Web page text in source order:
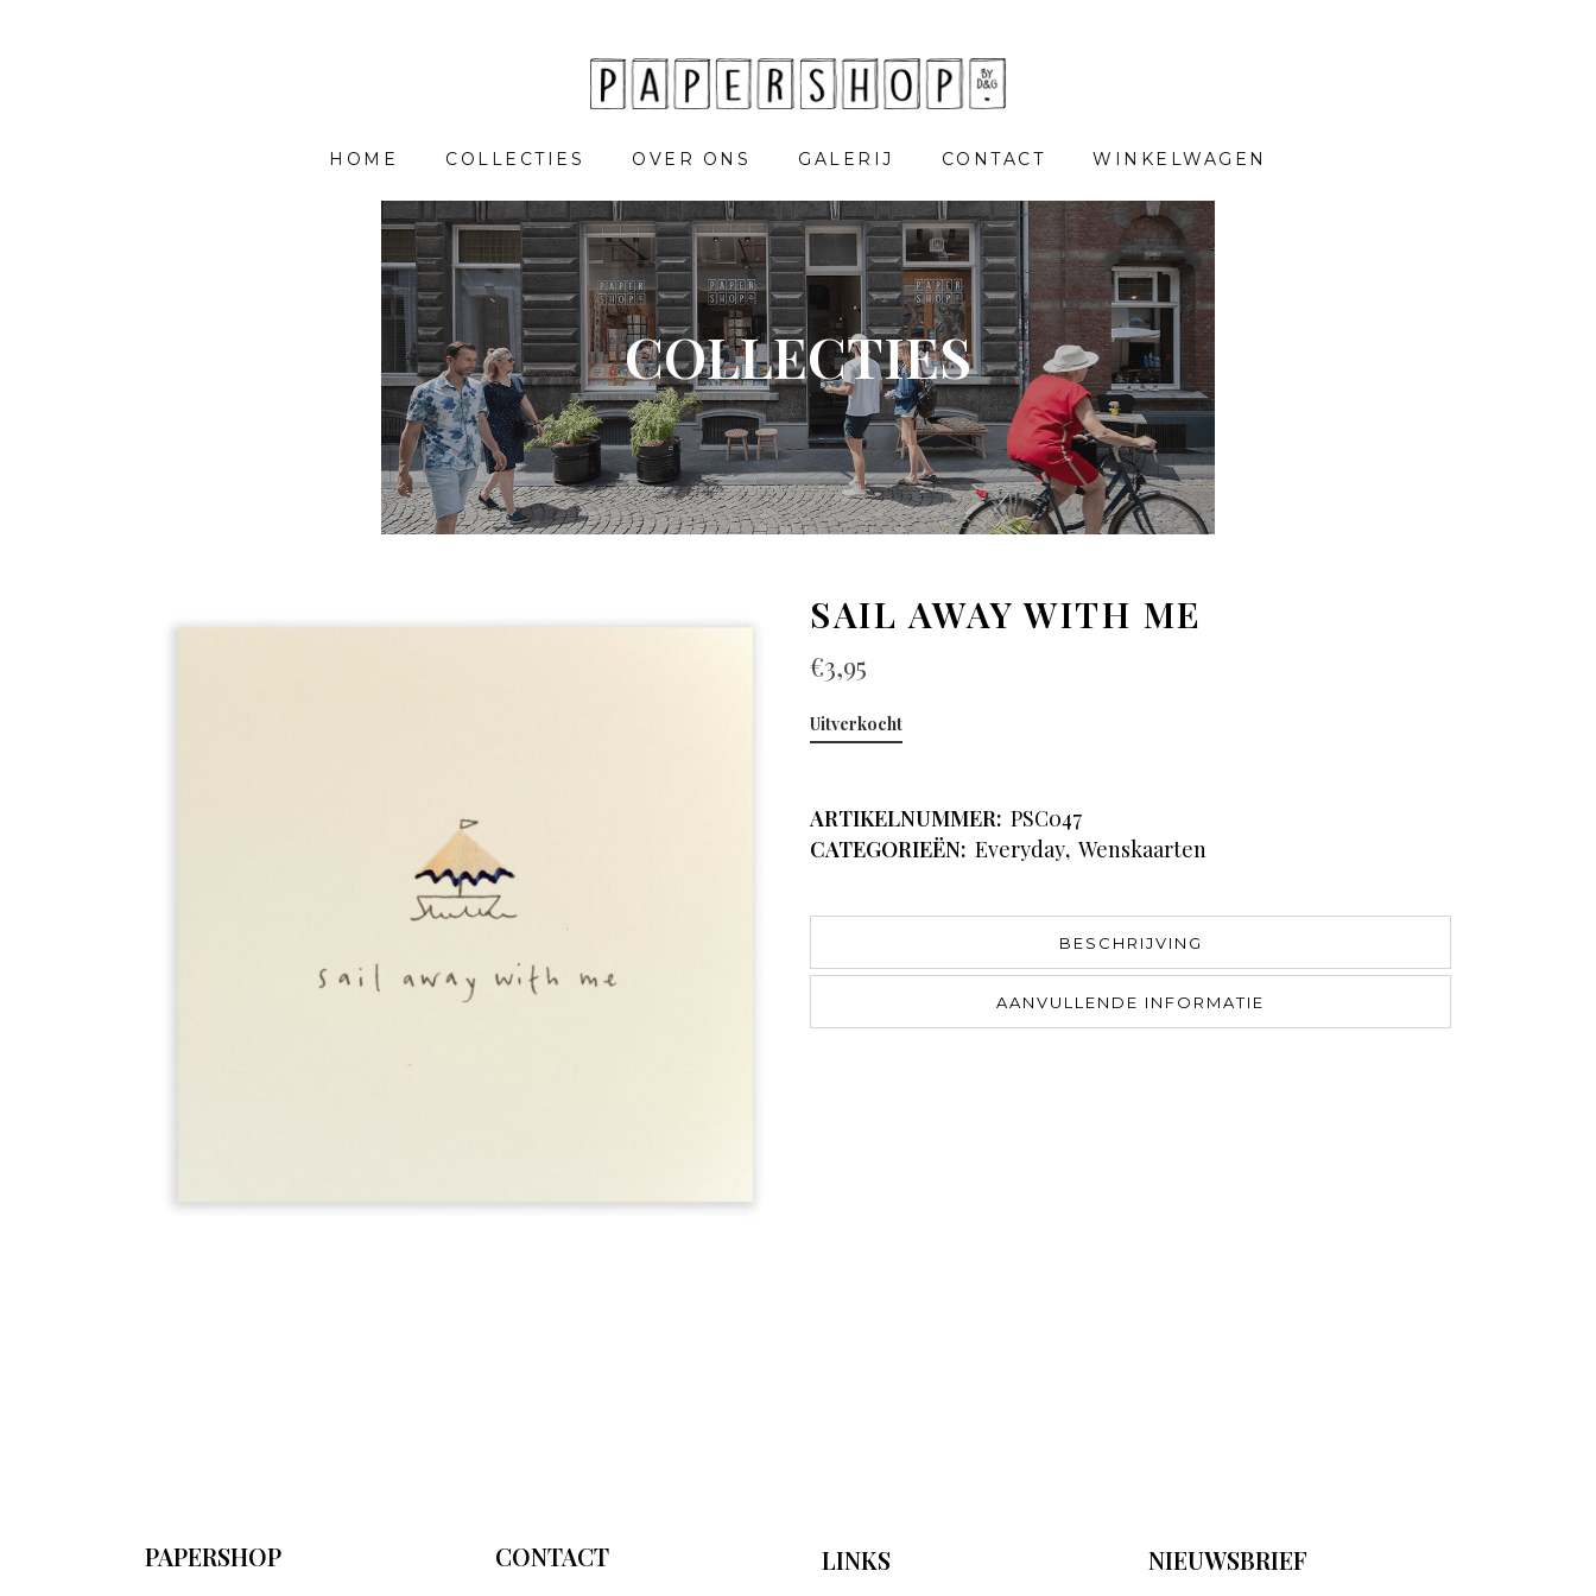
HOME COLLECTIES OVER ONS GALERIJ CONTACT WINKELWAGEN
COLLECTIES
SAIL AWAY WITH ME
€3,95
Uitverkocht
ARTIKELNUMMER: PSC047
CATEGORIEËN: Everyday, Wenskaarten
BESCHRIJVING
AANVULLENDE INFORMATIE
PAPERSHOP CONTACT LINKS NIEUWSBRIEF